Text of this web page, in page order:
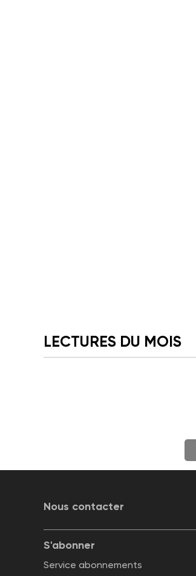
LECTURES DU MOIS
Nous contacter
S'abonner
Service abonnements